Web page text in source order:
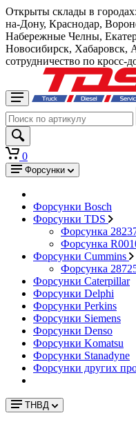
Открыты склады в
на-Дону, Краснодар,
Набережные Челны,
Новосибирск, Хабаровск,
сотрудничество по кросс-
0
Форсунки
Форсунки Bosch
Форсунки TDS
Форсунка
Форсунка
Форсунки Cummins
Форсунка
Форсунки Caterpillar
Форсунки Delphi
Форсунки Perkins
Форсунки Siemens
Форсунки Denso
Форсунки Komatsu
Форсунки Stanadyne
Форсунки других
ТНВД